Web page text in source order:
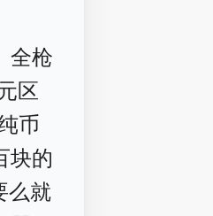
全枪
区
币
块的
么就